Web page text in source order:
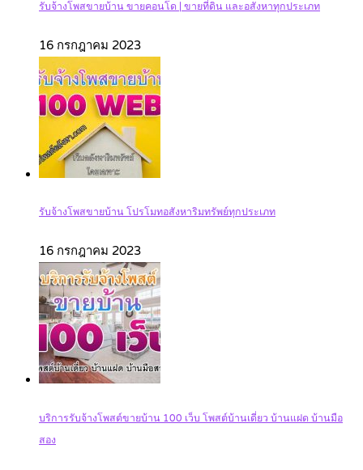
รับจ้างโพสขายบ้าน ขายคอนโด | ขายที่ดิน และอสังหาทุกประเภท‎
16 กรกฎาคม 2023
รับจ้างโพสขายบ้าน โปรโมทอสังหาริมทรัพย์ทุกประเภท
16 กรกฎาคม 2023
บริการรับจ้างโพสต์ขายบ้าน 100 เว็บ โพสต์บ้านเดี่ยว บ้านแฝด บ้านมือ
สอง